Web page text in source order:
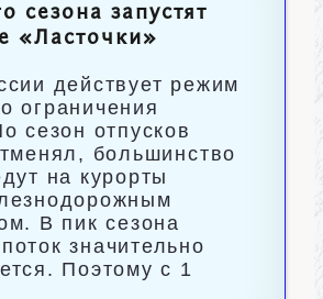
сезона запустят
«Ласточки»
действует режим
ограничения
сезон отпусков
большинство
на курорты
В пик сезона
значительно
Поэтому с 1